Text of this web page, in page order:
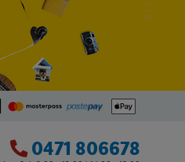
0471 806678